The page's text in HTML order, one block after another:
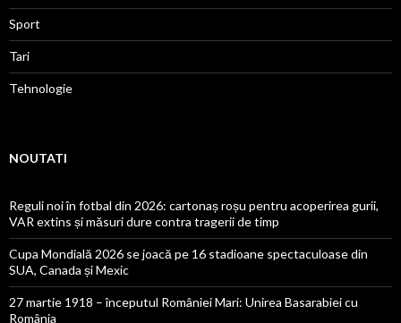
Sport
Tari
Tehnologie
NOUTATI
Reguli noi în fotbal din 2026: cartonaș roșu pentru acoperirea gurii,
VAR extins și măsuri dure contra tragerii de timp
Cupa Mondială 2026 se joacă pe 16 stadioane spectaculoase din
SUA, Canada și Mexic
27 martie 1918 – începutul României Mari: Unirea Basarabiei cu
România